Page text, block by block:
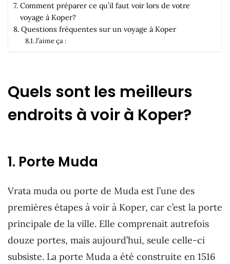
Comment préparer ce qu’il faut voir lors de votre
voyage à Koper?
Questions fréquentes sur un voyage à Koper
J’aime ça :
Quels sont les meilleurs
endroits à voir à Koper?
1. Porte Muda
Vrata muda ou porte de Muda est l’une des
premières étapes à voir à Koper, car c’est la porte
principale de la ville. Elle comprenait autrefois
douze portes, mais aujourd’hui, seule celle-ci
subsiste. La porte Muda a été construite en 1516